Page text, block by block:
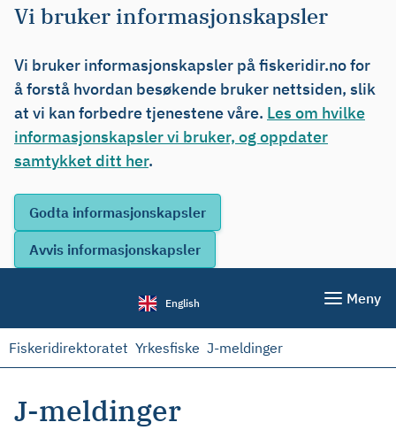
Vi bruker informasjonskapsler
Vi bruker informasjonskapsler på fiskeridir.no for
å forstå hvordan besøkende bruker nettsiden, slik
at vi kan forbedre tjenestene våre. Les om hvilke
informasjonskapsler vi bruker, og oppdater
samtykket ditt her.
English Meny
Fiskeridirektoratet Yrkesfiske J-meldinger
J-meldinger